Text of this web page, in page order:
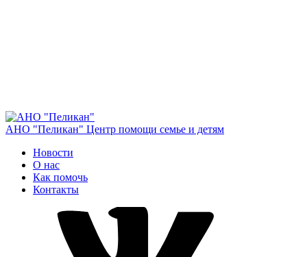
АНО "Пеликан" Центр помощи семье и детям
Новости
О нас
Как помочь
Контакты